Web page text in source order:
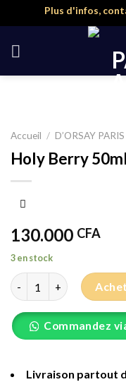
to
content
Plus d'infos,
Accueil / D’ORSAY PARIS
Holy Berry 50ml
130.000 CFA
3 en stock
quantité de Holy Berry
Commandez
Livraison partout